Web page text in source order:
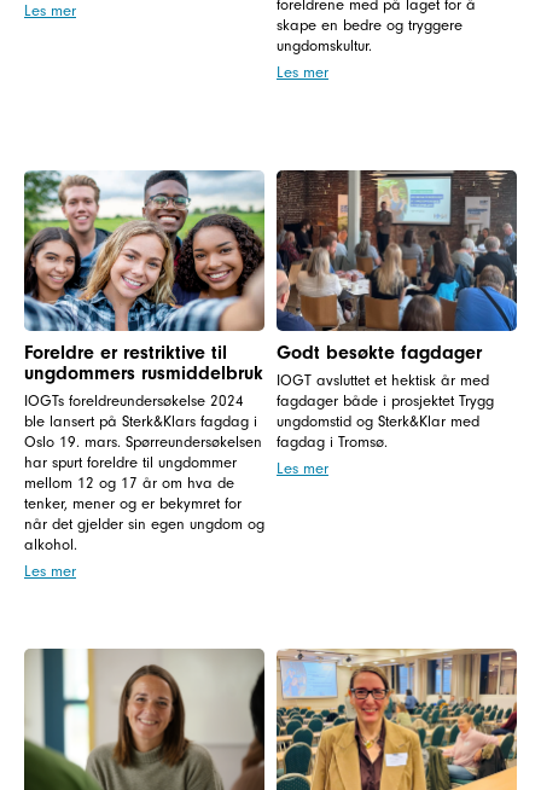
Les mer
foreldrene med på laget for å
skape en bedre og tryggere
ungdomskultur.
Les mer
Foreldre er restriktive til
ungdommers rusmiddelbruk
IOGTs foreldreundersøkelse 2024
ble lansert på Sterk&Klars fagdag i
Oslo 19. mars. Spørreundersøkelsen
har spurt foreldre til ungdommer
mellom 12 og 17 år om hva de
tenker, mener og er bekymret for
når det gjelder sin egen ungdom og
alkohol.
Les mer
Godt besøkte fagdager
IOGT avsluttet et hektisk år med
fagdager både i prosjektet Trygg
ungdomstid og Sterk&Klar med
fagdag i Tromsø.
Les mer